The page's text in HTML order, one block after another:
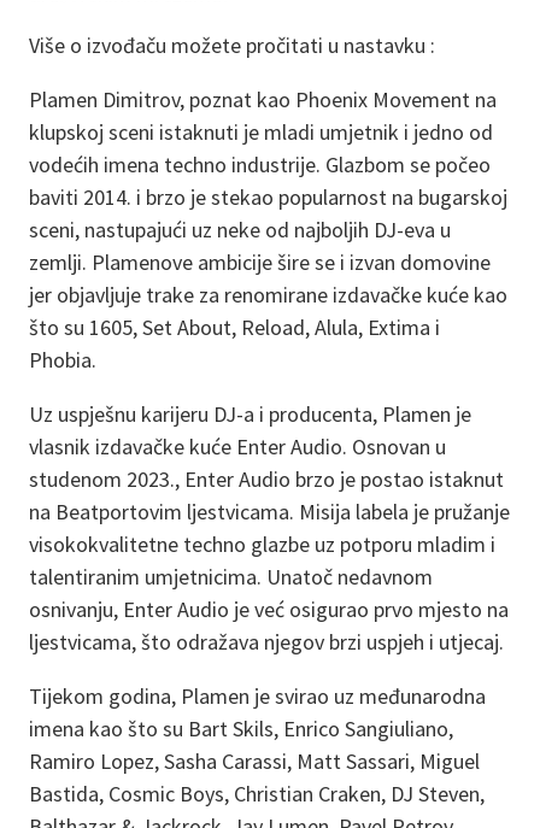
Više o izvođaču možete pročitati u nastavku :
Plamen Dimitrov, poznat kao Phoenix Movement na
klupskoj sceni istaknuti je mladi umjetnik i jedno od
vodećih imena techno industrije. Glazbom se počeo
baviti 2014. i brzo je stekao popularnost na bugarskoj
sceni, nastupajući uz neke od najboljih DJ-eva u
zemlji. Plamenove ambicije šire se i izvan domovine
jer objavljuje trake za renomirane izdavačke kuće kao
što su 1605, Set About, Reload, Alula, Extima i
Phobia.
Uz uspješnu karijeru DJ-a i producenta, Plamen je
vlasnik izdavačke kuće Enter Audio. Osnovan u
studenom 2023., Enter Audio brzo je postao istaknut
na Beatportovim ljestvicama. Misija labela je pružanje
visokokvalitetne techno glazbe uz potporu mladim i
talentiranim umjetnicima. Unatoč nedavnom
osnivanju, Enter Audio je već osigurao prvo mjesto na
ljestvicama, što odražava njegov brzi uspjeh i utjecaj.
Tijekom godina, Plamen je svirao uz međunarodna
imena kao što su Bart Skils, Enrico Sangiuliano,
Ramiro Lopez, Sasha Carassi, Matt Sassari, Miguel
Bastida, Cosmic Boys, Christian Craken, DJ Steven,